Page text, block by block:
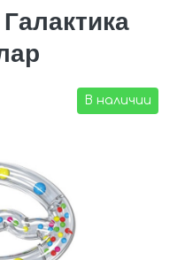
В наличии